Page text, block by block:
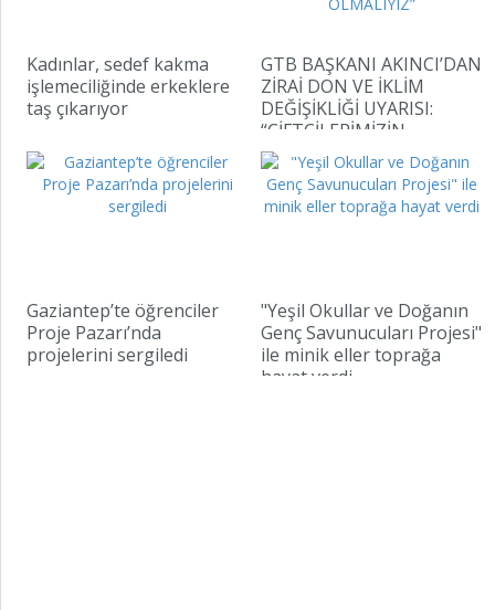
Kadınlar, sedef kakma
işlemeciliğinde erkeklere
taş çıkarıyor
GTB BAŞKANI AKINCI’DAN
ZİRAİ DON VE İKLİM
DEĞİŞİKLİĞİ UYARISI:
“ÇİFTÇİLERİMİZİN
YANINDA OLMALIYIZ”
Gaziantep’te öğrenciler
Proje Pazarı’nda
projelerini sergiledi
"Yeşil Okullar ve Doğanın
Genç Savunucuları Projesi"
ile minik eller toprağa
hayat verdi